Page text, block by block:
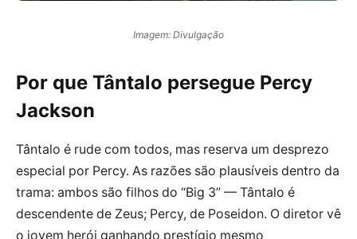
Imagem: Divulgação
Por que Tântalo persegue Percy
Jackson
Tântalo é rude com todos, mas reserva um desprezo
especial por Percy. As razões são plausíveis dentro da
trama: ambos são filhos do “Big 3” — Tântalo é
descendente de Zeus; Percy, de Poseidon. O diretor vê
o jovem herói ganhando prestígio mesmo